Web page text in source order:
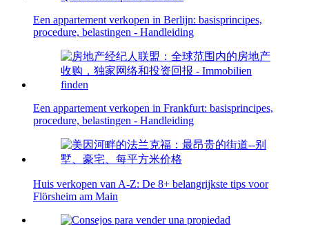
Een appartement verkopen in Berlijn: basisprincipes,
procedure, belastingen - Handleiding
Een appartement verkopen in Frankfurt: basisprincipes,
procedure, belastingen - Handleiding
Huis verkopen van A-Z: De 8+ belangrijkste tips voor
Flörsheim am Main